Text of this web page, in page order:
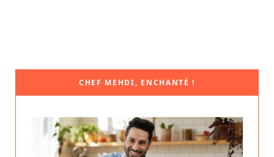
CHEF MEHDI, ENCHANTÉ !